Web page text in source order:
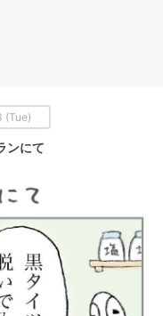
(Tue)
ンにて